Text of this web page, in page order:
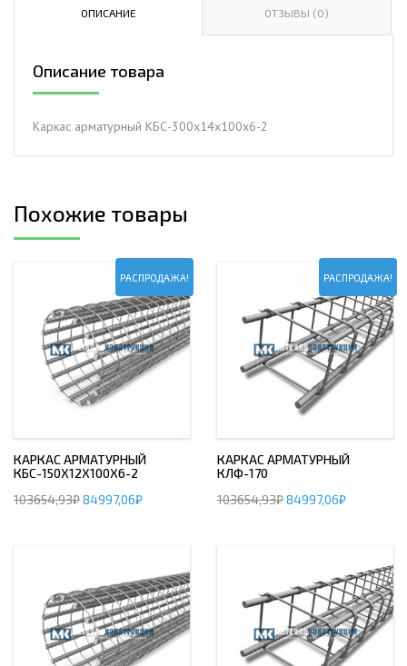
КБС-300х14х100х6-
ОПИСАНИЕ ОТЗЫВЫ (0)
Описание товара
Каркас арматурный КБС-300х14х100х6-2
Похожие товары
РАСПРОДАЖА!
КАРКАС АРМАТУРНЫЙ
КБС-150Х12Х100Х6-2
103654,93₽84997,06₽
РАСПРОДАЖА!
КАРКАС АРМАТУРНЫЙ
КЛФ-170
103654,93₽84997,06₽